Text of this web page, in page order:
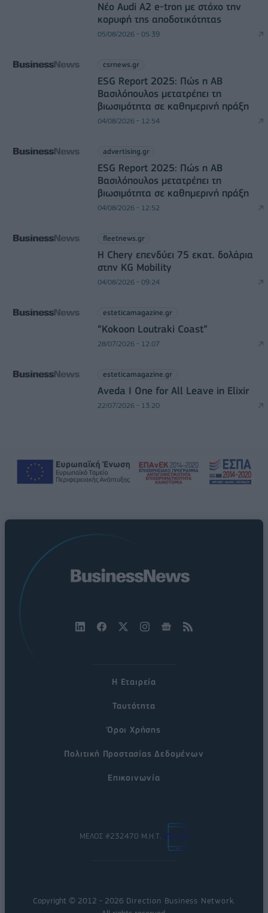
Νέο Audi A2 e-tron με στόχο την
κορυφή της αποδοτικότητας
05/08/2026 - 05:39
csrnews.gr
ESG Report 2025: Πώς η ΑΒ
Βασιλόπουλος μετατρέπει τη
βιωσιμότητα σε καθημερινή πράξη
04/08/2026 - 12:54
advertising.gr
ESG Report 2025: Πώς η ΑΒ
Βασιλόπουλος μετατρέπει τη
βιωσιμότητα σε καθημερινή πράξη
04/08/2026 - 12:52
fleetnews.gr
Η Chery επενδύει 75 εκατ. δολάρια
στην KG Mobility
04/08/2026 - 09:24
esteticamagazine.gr
“Kokoon Loutraki Coast”
28/07/2026 - 12:07
esteticamagazine.gr
Aveda I One for All Leave in Elixir
22/07/2026 - 13:20
Η Εταιρεία
Ταυτότητα
Όροι Χρήσης
Πολιτική Προστασίας Δεδομένων
Επικοινωνία
ΜΕΛΟΣ #232470 Μ.Η.Τ.
Copyright © 2012 - 2026 Direction Business Network.